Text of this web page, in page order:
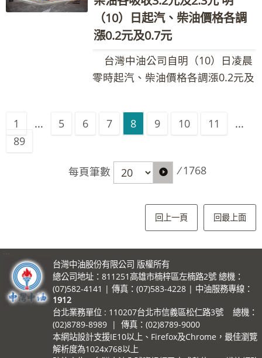
Email：205311@cpc.com.tw 新聞
聯絡人：黃如妤組長 聯絡電話：
02-87258548、0932-205-375
Email：089222@cpc.com.tw 其他
相關業務詢問請洽本公司1912客服
調整0.8元及0.4元均由台灣中油吸
收，114年累計至1月底止，台灣中
油共吸收約18.72億元。調價後各式
油品參考零售價格調幅及調整金額
如附表，實際零售價格以各營業點
球資訊網https://www.cpc.com.tw
產品與服務--產品價格與資訊--亞鄰
億元。考量公司負債比高達93%，
財務負擔沉重，為避免虧損持續擴
份電業用戶氣價調漲3%，工業用戶
(含合格汽電共生系統及公用天然氣
10%，調整後仍低於成本，其他未
調足部分持續由台灣中油吸收。
戶的氣價調整旨在符合公平、合理
及使用者付費原則，並減少對各類
用戶之補貼，各用戶別天然氣產品
價格及氣費計算方式，請詳參台灣
人：林珂如發言人 聯絡電話：02-
87258125、0921-855-697 Email：
205311@cpc.com.tw 新聞聯絡
人：黃如妤組長 聯絡電話：02-
87258548、0932-205-375 Email：
價機制調整原則，汽、柴油應調價
格與本週參考零售價格相比，汽、
維持價格低於亞洲鄰近國家(日、
韓、港、星)，汽、柴油各吸收0.7
30元，啟動油價平穩措施，第一階
段吸收25%調幅四捨五入，汽、柴
啟動，汽、柴油各共吸收1.1元及
0.7元，國內汽、柴油價格皆不調
整。吸收金額如下表： 吸收金額／
每公升 政府調降貨物稅 維持亞鄰國
家最低價 平穩措施 合計 汽油 2.2
0.7 0.4 3.3 柴油 1.6 0.3 0.4 2.3
本週依油價公式及政府調降貨物稅
(汽、柴油每公升各共2元及1.5元)調
低價及平穩措施運作，協助穩定國
內油價，汽、柴油各應調整1.1元及
0.7元均由台灣中油吸收，114年累
33.3元、超級柴油每公升29.0元。
本週因平穩雙機制啟動，汽、柴油
各吸收1.0元及0.7元。 台灣中油
表示，本週受歐洲寒冬取暖用油需
求增加及美國擴大對伊朗石油制裁
價調整原則調價指標7D3B週均價上
漲0.26美元，新臺幣兌美元匯率升
油價機制調整原則，汽、柴油應調
價格與本週參考零售價格相比，
惟為維持價格低於亞洲鄰近國家
(日、韓、港、星)，汽、柴油各吸收
0.6元及0.3元，吸收後95無鉛汽油
超出30元，啟動油價平穩措施，第
一階段吸收25%調幅四捨五入，
雙機制啟動，汽、柴油各共吸收1.0
元及0.7元，國內汽油價格不調整、
柴油實際每公升價格調漲0.1元。吸
（10）日起汽、柴油價格各調
漲0.2元及0.7元
台灣中油公司自明（10）日凌晨
零時起汽、柴油價格各調漲0.2元及
汽油每公升29.8元、95無鉛汽油每
公升31.3元、98無鉛汽油每公升
本週因平穩雙機制啟動，汽、柴油
各吸收1.0元及0.7元。 台灣中油
價調整原則調價指標7D3B週均價下
跌2.68美元，新臺幣兌美元匯率貶
值0.114元，跌幅為2.41%。按浮動
油價機制調整原則，汽、柴油應調
價格與本週參考零售價格相比，
汽、柴油應各調漲1.2元及1.4元，
惟為維持價格低於亞洲鄰近國家
(日、韓、港、星)，汽、柴油各吸收
0.5元及0.2元，吸收後95無鉛汽油
1 ... 5 6 7 8 9 10 11
...
89
每頁筆數 / 1768
回上一頁 回最上面
台灣中油股份有限公司 版權所有
總公司地址：811251高雄市楠梓區左楠路2號 總機：
(07)582-4141 | 傳真：(07)583-4228 | 中油服務專線：
1912
台北業務單位 : 110207台北市信義區松仁路3號 總機：
(02)8789-8989 | 傳真：(02)8789-9000
本網站設計支援IE10以上、Firefox及Chrome，最佳瀏覽
解析度為1024x768以上